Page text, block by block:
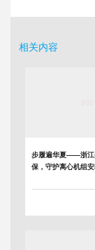
相关内容
步履遍华夏——浙江
保，守护离心机组